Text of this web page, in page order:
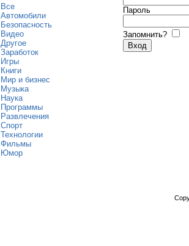
Все
Автомобили
Безопасность
Видео
Другое
Заработок
Игры
Книги
Мир и бизнес
Музыка
Наука
Программы
Развлечения
Спорт
Технологии
Фильмы
Юмор
Пароль
Запомнить?